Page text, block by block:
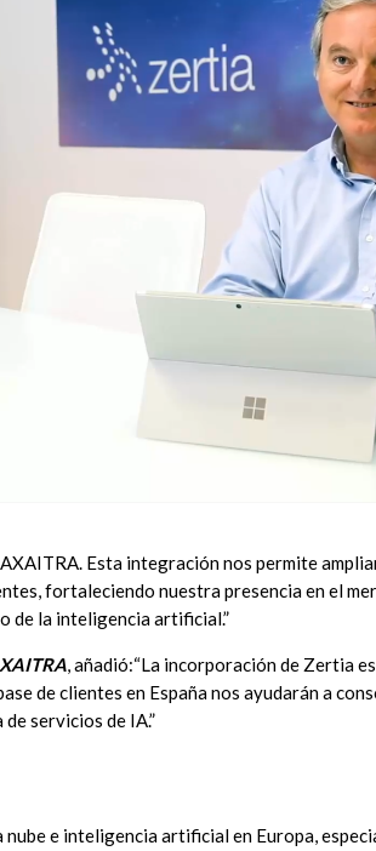
Esta integración nos permite
fortaleciendo nuestra presencia en el
de la inteligencia artificial.”
, añadió:“La incorporación de Zertia
de clientes en España nos ayudarán a
servicios de IA.”
e inteligencia artificial en Europa,